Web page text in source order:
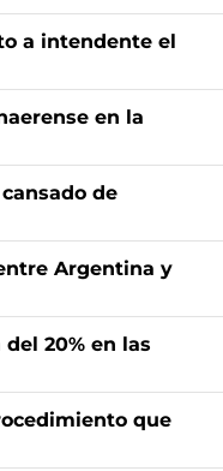
a intendente el
en la
de
Argentina y
20% en las
que